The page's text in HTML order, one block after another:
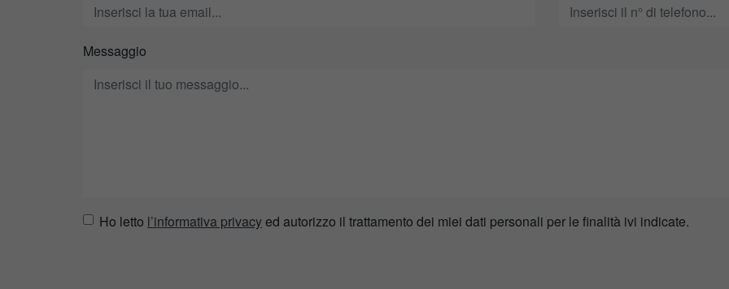
Messaggio
Ho letto l’informativa privacyed autorizzo il trattamento dei miei dati personali per le finalità ivi indicate.